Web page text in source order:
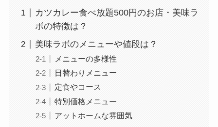
カツカレー食べ放題500円のお店・美味ラ
ボの特徴は？
美味ラボのメニューや値段は？
メニューの多様性
日替わりメニュー
定食やコース
特別価格メニュー
アットホームな雰囲気